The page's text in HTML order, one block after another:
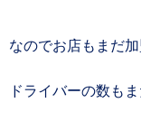
なのでお店もまだ
ドライバーの数も